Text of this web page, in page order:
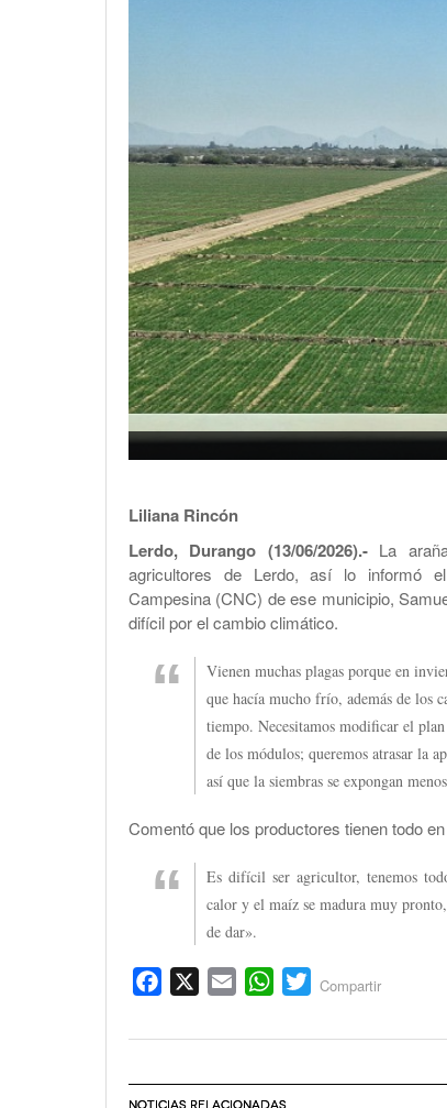
Liliana Rincón
Lerdo, Durango (13/06/2026).-La
agricultores de Lerdo, así lo informó
Campesina (CNC) de ese municipio,
difícil por el cambio climático.
Vienen muchas plagas porque en
que hacía mucho frío, además de los
tiempo. Necesitamos modificar el
de los módulos; queremos atrasar la
así que la siembras se expongan
Comentó que los productores tienen todo
Es difícil ser agricultor, tenemos
calor y el maíz se madura muy
de dar».
Facebook Email WhatsApp
Twitter
Compartir
NOTICIAS RELACIONADAS